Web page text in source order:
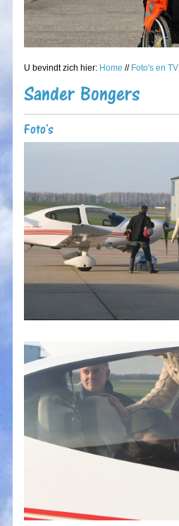
U bevindt zich hier: Home // Foto's en TV
Sander Bongers
Foto's